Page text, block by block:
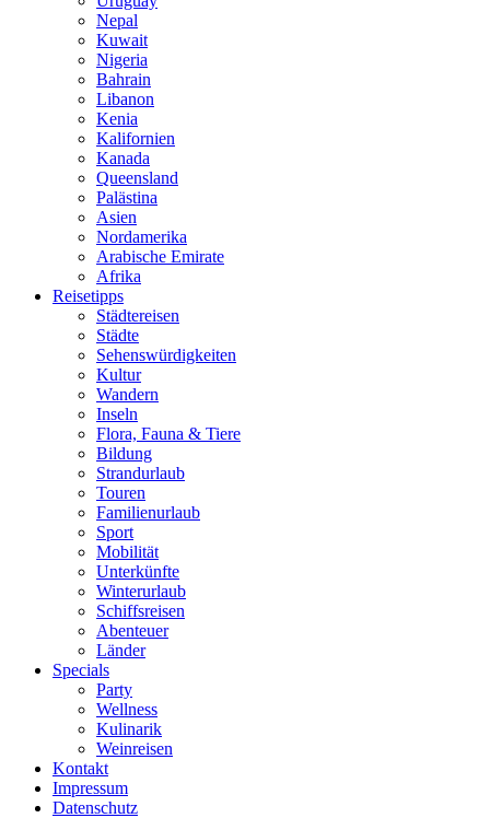
Nepal
Kuwait
Nigeria
Bahrain
Libanon
Kenia
Kalifornien
Kanada
Queensland
Palästina
Asien
Nordamerika
Arabische Emirate
Afrika
Reisetipps
Städtereisen
Städte
Sehenswürdigkeiten
Kultur
Wandern
Inseln
Flora, Fauna & Tiere
Bildung
Strandurlaub
Touren
Familienurlaub
Sport
Mobilität
Unterkünfte
Winterurlaub
Schiffsreisen
Abenteuer
Länder
Specials
Party
Wellness
Kulinarik
Weinreisen
Kontakt
Impressum
Datenschutz